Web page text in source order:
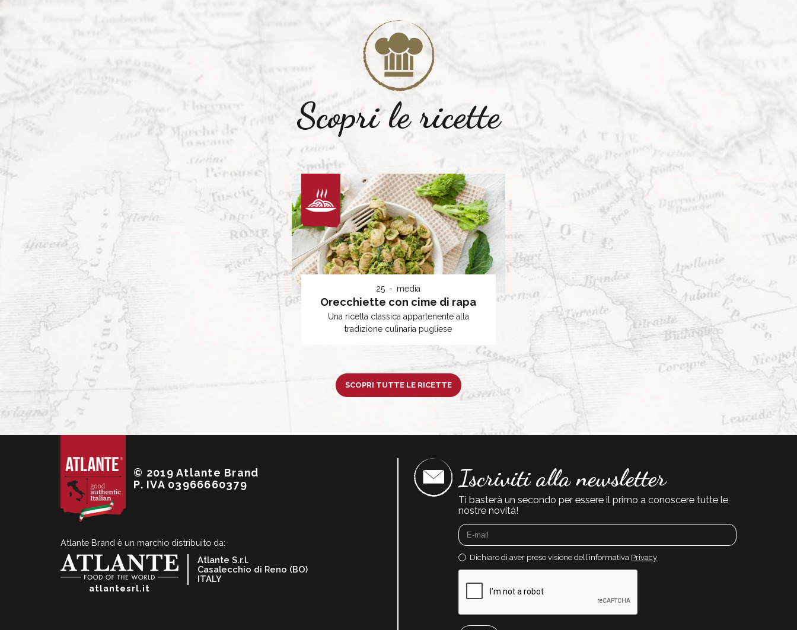
Scopri le ricette
25 media
Orecchiette con cime di rapa
Una ricetta classica appartenente alla
tradizione culinaria pugliese
SCOPRI TUTTE LE RICETTE
© 2019 Atlante Brand
P. IVA 03966660379
Atlante Brand è un marchio distribuito da:
atlantesrl.it
Atlante S.r.l.
Casalecchio di Reno (BO)
ITALY
Iscriviti alla newsletter
Ti basterà un secondo per essere il primo a conoscere tutte le
nostre novità!
Dichiaro di aver preso visione dell’informativa Privacy